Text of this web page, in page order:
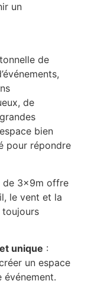
un
de
de
bien
pour répondre
de 3x9m offre
le vent et la
unique :
un espace